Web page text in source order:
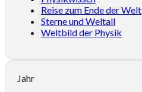
Reise zum Ende der Welt
Sterne und Weltall
Weltbild der Physik
Jahr